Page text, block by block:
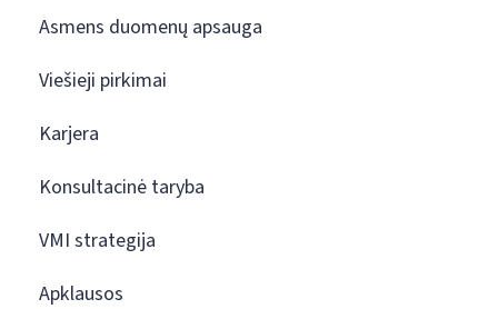
Asmens duomenų apsauga
Viešieji pirkimai
Karjera
Konsultacinė taryba
VMI strategija
Apklausos